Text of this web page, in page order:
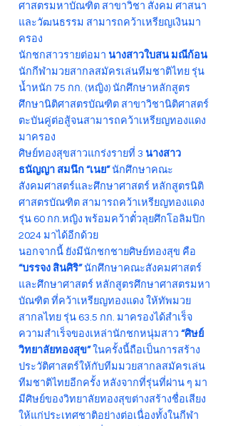
ศาสตรมหาบัณฑิต สาขาวิชา สังคม ศาสนา
และวัฒนธรรม สามารถคว้าเหรียญเงินมา
ครอง
นักชกสาวรายต่อมา นางสาวใบสน มณีก้อน
นักกีฬามวยสากลสมัครเล่นทีมชาติไทย รุ่น
น้ำหนัก 75 กก. (หญิง) นักศึกษาหลักสูตร
ศึกษานิติศาสตรบัณฑิต สาขาวิชานิติศาสตร์
ตะบันคู่ต่อสู้จนสามารถคว้าเหรียญทองแดง
มาครอง
ศิษย์ทองสุขสาวแกร่งรายที่ 3 นางสาว
ธนัญญา สมนึก “เนย”นักศึกษาคณะ
สังคมศาสตร์และศึกษาศาสตร์ หลักสูตรนิติ
ศาสตรบัณฑิต สามารถคว้าเหรียญทองแดง
รุ่น 60 กก.หญิง พร้อมคว้าตั๋วลุยศึกโอลิมปิก
2024 มาได้อีกด้วย
นอกจากนี้ ยังมีนักชกชายศิษย์ทองสุข คือ
“บรรจง สินศิริ”นักศึกษาคณะสังคมศาสตร์
และศึกษาศาสตร์ หลักสูตรศึกษาศาสตรมหา
บัณฑิต ที่คว้าเหรียญทองแดง ให้ทัพมวย
สากลไทย รุ่น 63.5 กก. มาครองได้สำเร็จ
ความสำเร็จของเหล่านักชกหนุ่มสาว “ศิษย์
วิทยาลัยทองสุข”ในครั้งนี้ถือเป็นการสร้าง
ประวัติศาสตร์ให้กับทีมมวยสากลสมัครเล่น
ทีมชาติไทยอีกครั้ง หลังจากที่รุ่นที่ผ่าน ๆ มา
มีศิษย์ของวิทยาลัยทองสุขต่างสร้างชื่อเสียง
ให้แก่ประเทศชาติอย่างต่อเนื่องทั้งในกีฬา